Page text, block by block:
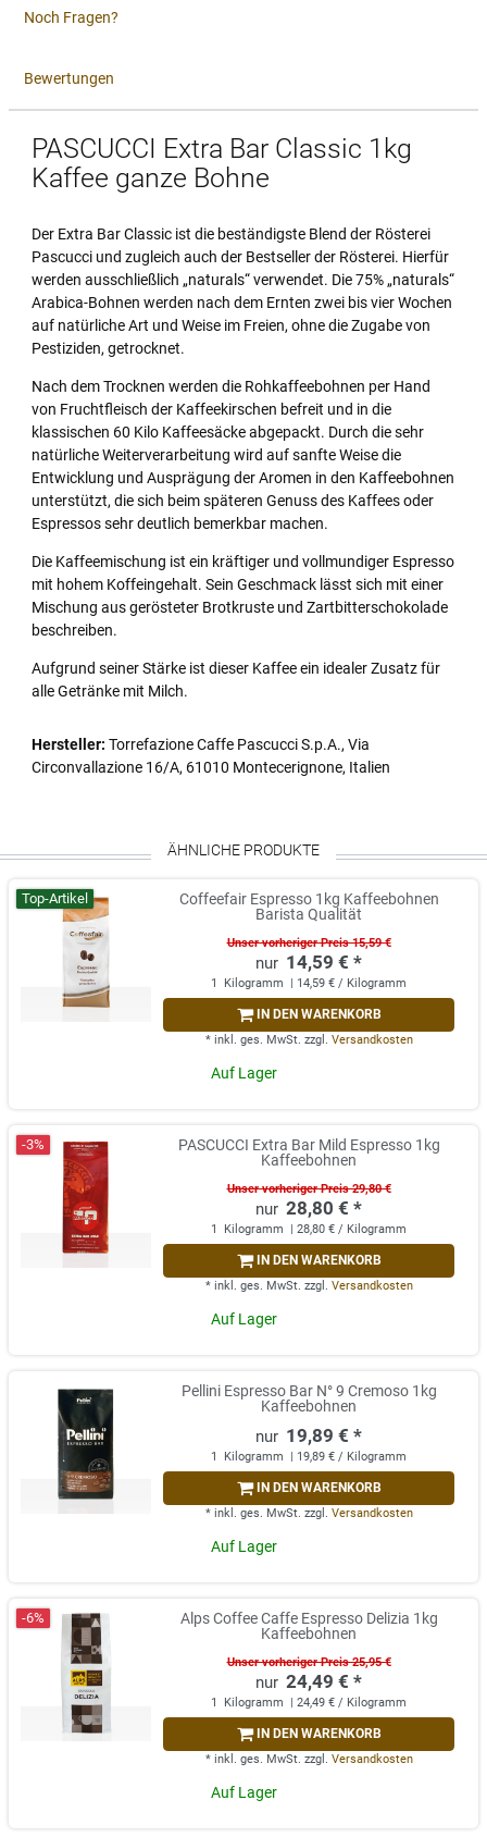
Noch Fragen?
Bewertungen
PASCUCCI Extra Bar Classic 1kg
Kaffee ganze Bohne
Der Extra Bar Classic ist die beständigste Blend der Rösterei
Pascucci und zugleich auch der Bestseller der Rösterei. Hierfür
werden ausschließlich „naturals“ verwendet. Die 75% „naturals“
Arabica-Bohnen werden nach dem Ernten zwei bis vier Wochen
auf natürliche Art und Weise im Freien, ohne die Zugabe von
Pestiziden, getrocknet.
Nach dem Trocknen werden die Rohkaffeebohnen per Hand
von Fruchtfleisch der Kaffeekirschen befreit und in die
klassischen 60 Kilo Kaffeesäcke abgepackt. Durch die sehr
natürliche Weiterverarbeitung wird auf sanfte Weise die
Entwicklung und Ausprägung der Aromen in den Kaffeebohnen
unterstützt, die sich beim späteren Genuss des Kaffees oder
Espressos sehr deutlich bemerkbar machen.
Die Kaffeemischung ist ein kräftiger und vollmundiger Espresso
mit hohem Koffeingehalt. Sein Geschmack lässt sich mit einer
Mischung aus gerösteter Brotkruste und Zartbitterschokolade
beschreiben.
Aufgrund seiner Stärke ist dieser Kaffee ein idealer Zusatz für
alle Getränke mit Milch.
Hersteller: Torrefazione Caffe Pascucci S.p.A., Via
Circonvallazione 16/A, 61010 Montecerignone, Italien
ÄHNLICHE PRODUKTE
Top-Artikel
Coffeefair Espresso 1kg Kaffeebohnen
Barista Qualität
Unser vorheriger Preis 15,59 €
14,59 € *
1 Kilogramm | 14,59 € / Kilogramm
IN DEN WARENKORB
* inkl. ges. MwSt. zzgl. Versandkosten
Auf Lager
-3%
PASCUCCI Extra Bar Mild Espresso 1kg
Kaffeebohnen
Unser vorheriger Preis 29,80 €
28,80 € *
1 Kilogramm | 28,80 € / Kilogramm
IN DEN WARENKORB
* inkl. ges. MwSt. zzgl. Versandkosten
Auf Lager
Pellini Espresso Bar N° 9 Cremoso 1kg
Kaffeebohnen
19,89 € *
1 Kilogramm | 19,89 € / Kilogramm
IN DEN WARENKORB
* inkl. ges. MwSt. zzgl. Versandkosten
Auf Lager
-6%
Alps Coffee Caffe Espresso Delizia 1kg
Kaffeebohnen
Unser vorheriger Preis 25,95 €
24,49 € *
1 Kilogramm | 24,49 € / Kilogramm
IN DEN WARENKORB
* inkl. ges. MwSt. zzgl. Versandkosten
Auf Lager